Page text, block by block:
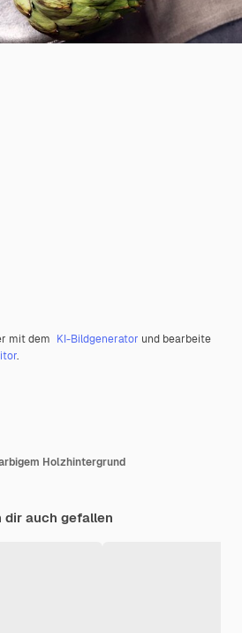
mit dem KI-Bildgenerator und bearbeite
.
Holzhintergrund
dir auch gefallen